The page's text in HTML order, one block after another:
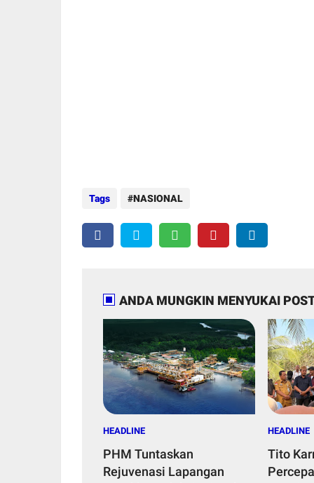
Tags NASIONAL
ANDA MUNGKIN MENYUKAI
HEADLINE
PHM Tuntaskan
Rejuvenasi Lapangan
HEADLINE
Tito